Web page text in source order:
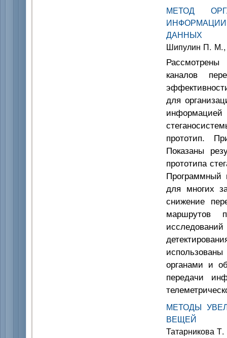
МЕТОД
ДАННЫХ
Шипулин П.
каналов
для
информацией
прототип.
Показаны
прототипа
Программный
для многих
снижение
маршрутов
органами и
передачи
МЕТОДЫ
ВЕЩЕЙ
Татарникова